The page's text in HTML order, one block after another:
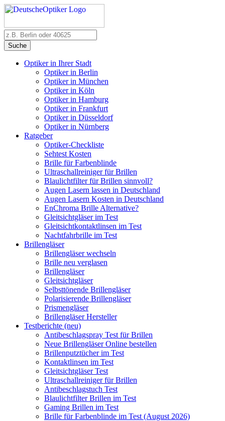
Suche
Optiker in Ihrer Stadt
Optiker in Berlin
Optiker in München
Optiker in Köln
Optiker in Hamburg
Optiker in Frankfurt
Optiker in Düsseldorf
Optiker in Nürnberg
Ratgeber
Optiker-Checkliste
Sehtest Kosten
Brille für Farbenblinde
Ultraschallreiniger für Brillen
Blaulichtfilter für Brillen sinnvoll?
Augen Lasern lassen in Deutschland
Augen Lasern Kosten in Deutschland
EnChroma Brille Alternative?
Gleitsichtgläser im Test
Gleitsichtkontaktlinsen im Test
Nachtfahrbrille im Test
Brillengläser
Brillengläser wechseln
Brille neu verglasen
Brillengläser
Gleitsichtgläser
Selbsttönende Brillengläser
Polarisierende Brillengläser
Prismengläser
Brillengläser Hersteller
Testberichte (neu)
Antibeschlagspray Test für Brillen
Neue Brillengläser Online bestellen
Brillenputztücher im Test
Kontaktlinsen im Test
Gleitsichtgläser Test
Ultraschallreiniger für Brillen
Antibeschlagstuch Test
Blaulichtfilter Brillen im Test
Gaming Brillen im Test
Brille für Farbenblinde im Test (August 2026)